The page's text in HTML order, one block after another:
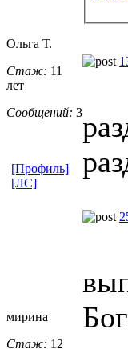
Ольга Т.
Стаж: 11
лет
Сообщений: 3
[Профиль]
[ЛС]
мирина
Стаж: 12